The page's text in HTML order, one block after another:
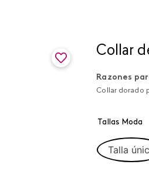
Collar
Razones
Collar dorado
Tallas Moda
Talla